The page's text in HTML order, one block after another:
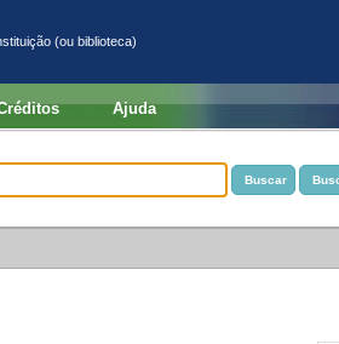
(ou biblioteca)
Ajuda